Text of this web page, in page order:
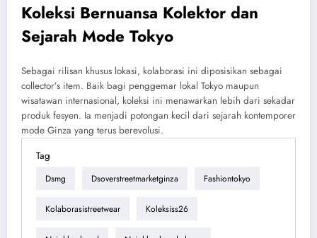
Koleksi Bernuansa Kolektor dan
Sejarah Mode Tokyo
Sebagai rilisan khusus lokasi, kolaborasi ini diposisikan sebagai
collector’s item. Baik bagi penggemar lokal Tokyo maupun
wisatawan internasional, koleksi ini menawarkan lebih dari sekadar
produk fesyen. Ia menjadi potongan kecil dari sejarah kontemporer
mode Ginza yang terus berevolusi.
Tag
Dsmg Dsoverstreetmarketginza Fashiontokyo
Kolaborasistreetwear Koleksiss26